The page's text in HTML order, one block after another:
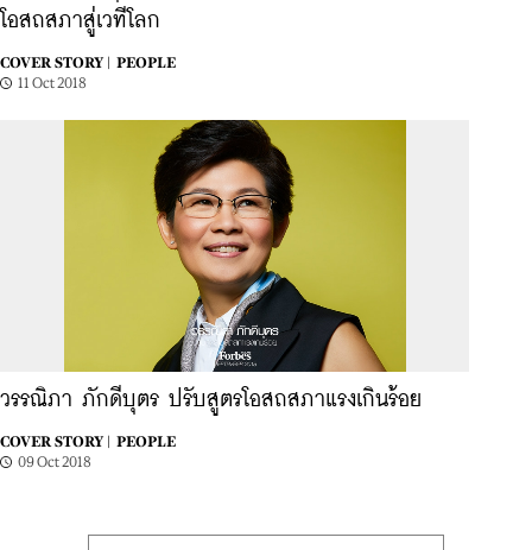
โอสถสภาสู่เวทีโลก
COVER STORY |
PEOPLE
11 Oct 2018
วรรณิภา ภักดีบุตร ปรับสูตรโอสถสภาแรงเกินร้อย
COVER STORY |
PEOPLE
09 Oct 2018